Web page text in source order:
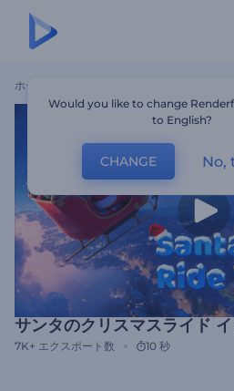
ホーム
サンタのクリスマスライド
7K+ エクスポート数 10 秒
Would you like to change
to English?
CHANGE No,